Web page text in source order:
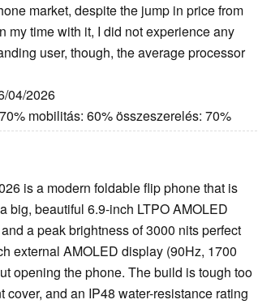
market, despite the jump in price from
my time with it, I did not experience any
user, though, the average processor
04/2026
mobilitás: 60% összeszerelés: 70%
is a modern foldable flip phone that is
big, beautiful 6.9-inch LTPO AMOLED
a peak brightness of 3000 nits perfect
external AMOLED display (90Hz, 1700
opening the phone. The build is tough too
and an IP48 water-resistance rating